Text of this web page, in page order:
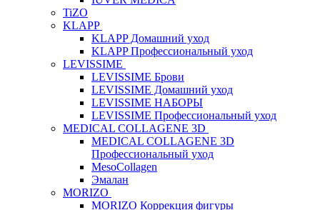
TiZO
KLAPP
KLAPP Домашний уход
KLAPP Профессиональный уход
LEVISSIME
LEVISSIME Брови
LEVISSIME Домашний уход
LEVISSIME НАБОРЫ
LEVISSIME Профессиональный уход
MEDICAL COLLAGENE 3D
MEDICAL COLLAGENE 3D
Профессиональный уход
MesoCollagen
Эмалан
MORIZO
MORIZO Коррекция фигуры